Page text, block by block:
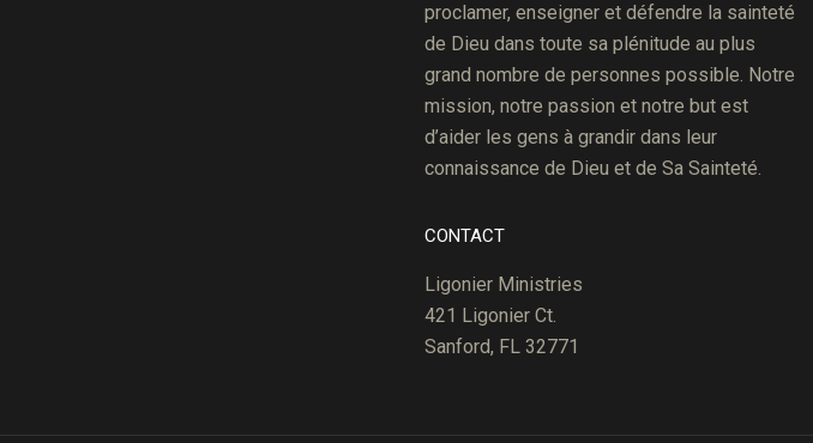
proclamer, enseigner et défendre la sainteté
de Dieu dans toute sa plénitude au plus
grand nombre de personnes possible. Notre
mission, notre passion et notre but est
d’aider les gens à grandir dans leur
connaissance de Dieu et de Sa Sainteté.
CONTACT
Ligonier Ministries
421 Ligonier Ct.
Sanford, FL 32771